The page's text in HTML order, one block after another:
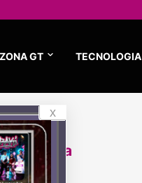
ZONA GT TECNOLOGIA
en la
x